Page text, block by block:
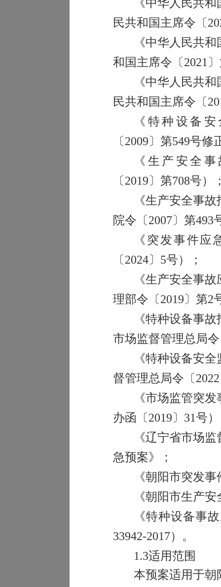
《中华人民共
民共和国主席令 〔
《中华人民共
和国主席令 〔2021
《中华人民共
民共和国主席令 〔
《特种设备
〔2009〕 第549号修
《生产安全
〔2019〕 第708号）
《生产安全事
院令 〔2007〕 第493
《突发事件
〔2024〕5号）；
《生产安全事
理部令〔2019〕第2
《特种设备事
市场监督管理总局
《特种设备安
督管理总局令〔2022
《市场监管突
办函〔2019〕31号
《辽宁省市场
急预案》；
《朝阳市突发
《朝阳市生产
《特种设备事
33942-2017）。
1.3适用范围
本预案适用于朝